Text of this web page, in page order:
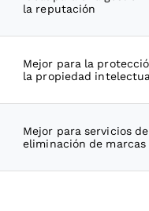
la reputación
Mejor para la
la propiedad
Mejor para servicios de
eliminación de marcas